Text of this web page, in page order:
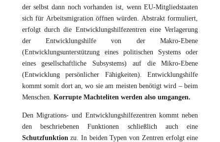
der selbst dann noch vorhanden ist, wenn EU-Mitgliedstaaten
sich für Arbeitsmigration öffnen würden. Abstrakt formuliert,
erfolgt durch die Entwicklungshilfezentren eine Verlagerung
der Entwicklungshilfe von der Makro-Ebene
(Entwicklungsunterstützung eines politischen Systems oder
eines gesellschaftliche Subsystems) auf die Mikro-Ebene
(Entwicklung persönlicher Fähigkeiten). Entwicklungshilfe
kommt somit dort an, wo sie am meisten benötigt wird – beim
Menschen. Korrupte Machteliten werden also umgangen.
Den Migrations- und Entwicklungshilfezentren kommt neben
den beschriebenen Funktionen schließlich auch eine
Schutzfunktionzu. In beiden Typen von Zentren erfolgt eine